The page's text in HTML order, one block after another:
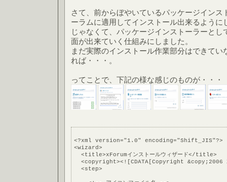
さて、前からぼやいているパッケージイン
ーラムに適用してインストール出来るように
じゃなくて、パッケージインストーラーと
面が出来ていく仕組みにしました。
まだ実際のインストール作業部分はできて
れば・・・。
ってことで、下記の様な感じのものが・・・
<?xml version="1.0" encoding="Shift_JIS"?>
<wizard>
  <title>xForumインストールウィザード</title>
<copyright><![CDATA[Copyright
  <step>